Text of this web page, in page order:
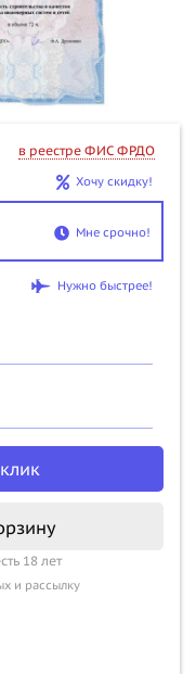
в реестре ФИС ФРДО
Хочу скидку!
Мне срочно!
Нужно быстрее!
18 лет
и рассылку